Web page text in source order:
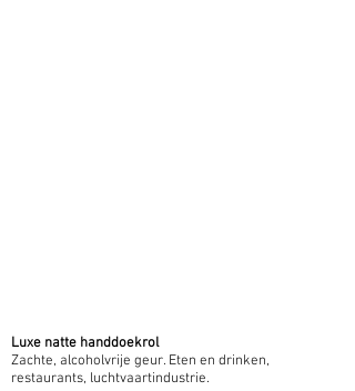
Luxe natte handdoekrol
Zachte, alcoholvrije geur. Eten en drinken,
restaurants, luchtvaartindustrie.